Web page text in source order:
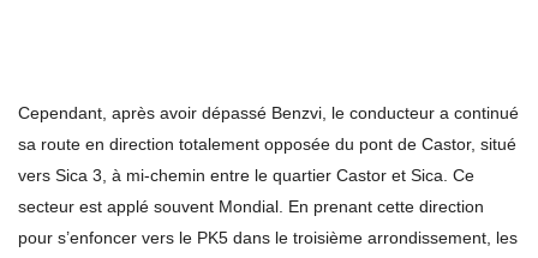
Cependant, après avoir dépassé Benzvi, le conducteur a continué
sa route en direction totalement opposée du pont de Castor, situé
vers Sica 3, à mi-chemin entre le quartier Castor et Sica. Ce
secteur est applé souvent Mondial. En prenant cette direction
pour s’enfoncer vers le PK5 dans le troisième arrondissement, les